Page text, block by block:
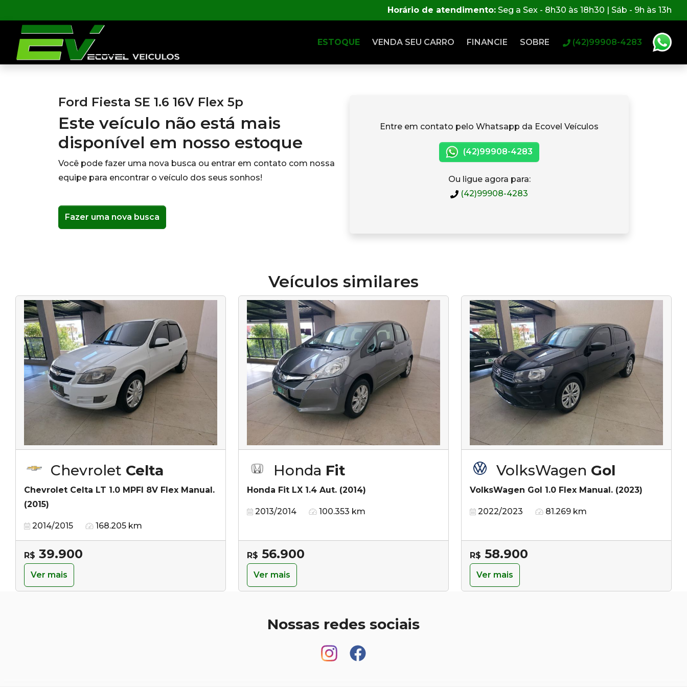
Horário de atendimento: Seg a Sex - 8h30 às 18h30 | Sáb - 9h às 13h
ESTOQUE VENDA SEU CARRO FINANCIE SOBRE (42)99908-4283
Ford Fiesta SE 1.6 16V Flex 5p
Este veículo não está mais
disponível em nosso estoque
Você pode fazer uma nova busca ou entrar em contato com nossa
equipe para encontrar o veículo dos seus sonhos!
Fazer uma nova busca
Entre em contato pelo Whatsapp da Ecovel Veículos
(42)99908-4283
Ou ligue agora para:
(42)99908-4283
Veículos similares
Chevrolet Celta
Chevrolet Celta LT 1.0 MPFI 8V Flex Manual.
(2015)
2014/2015 168.205 km
R$ 39.900
Ver mais
Honda Fit
Honda Fit LX 1.4 Aut. (2014)
2013/2014 100.353 km
R$ 56.900
Ver mais
VolksWagen Gol
VolksWagen Gol 1.0 Flex Manual. (2023)
2022/2023 81.269 km
R$ 58.900
Ver mais
Nossas redes sociais